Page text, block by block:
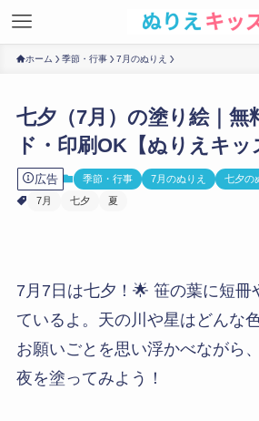
ホーム 季節・行事 7月のぬりえ
七夕（7月）の塗り絵｜無
ド・印刷OK【ぬりえキッ
広告 季節・行事 7月のぬりえ
七夕の
7月
七夕 夏
7月7日は七夕！🌟 笹の葉に短冊
ているよ。天の川や星はどんな
お願いごとを思い浮かべながら
夜を塗ってみよう！